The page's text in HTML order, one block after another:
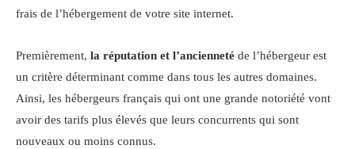
frais de l’hébergement de votre site internet.
Premièrement, la réputation et l’ancienneté de l’hébergeur est
un critère déterminant comme dans tous les autres domaines.
Ainsi, les hébergeurs français qui ont une grande notoriété vont
avoir des tarifs plus élevés que leurs concurrents qui sont
nouveaux ou moins connus.